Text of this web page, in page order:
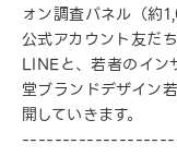
ォン調査パネル（約
公式アカウント友だ
LINEと、若者のイン
堂ブランドデザイン
開していきます。